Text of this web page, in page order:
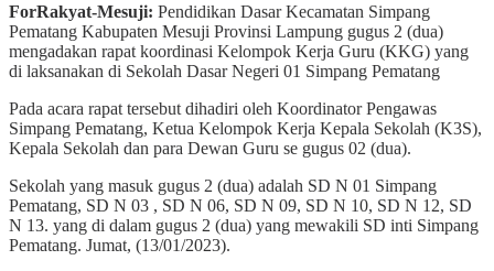
ForRakyat-Mesuji: Pendidikan Dasar Kecamatan Simpang
Pematang Kabupaten Mesuji Provinsi Lampung gugus 2 (dua)
mengadakan rapat koordinasi Kelompok Kerja Guru (KKG) yang
di laksanakan di Sekolah Dasar Negeri 01 Simpang Pematang
Pada acara rapat tersebut dihadiri oleh Koordinator Pengawas
Simpang Pematang, Ketua Kelompok Kerja Kepala Sekolah (K3S),
Kepala Sekolah dan para Dewan Guru se gugus 02 (dua).
Sekolah yang masuk gugus 2 (dua) adalah SD N 01 Simpang
Pematang, SD N 03 , SD N 06, SD N 09, SD N 10, SD N 12, SD
N 13. yang di dalam gugus 2 (dua) yang mewakili SD inti Simpang
Pematang. Jumat, (13/01/2023).